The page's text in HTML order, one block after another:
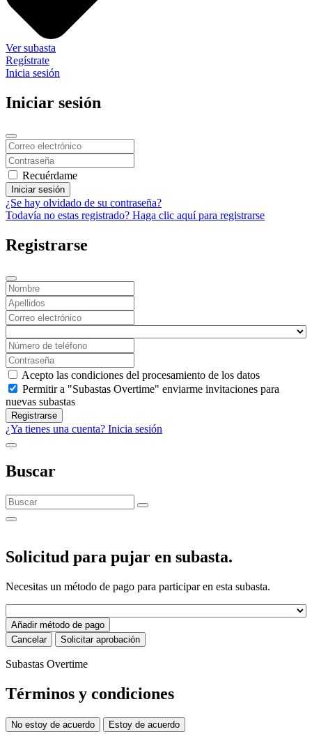
Ver subasta
Regístrate
Inicia sesión
Iniciar sesión
Recuérdame
Iniciar sesión
¿Se hay olvidado de su contraseña?
Todavía no estas registrado? Haga clic aquí para registrarse
Registrarse
Acepto las condiciones del procesamiento de los datos
Permitir a "Subastas Overtime" enviarme invitaciones para
nuevas subastas
Registrarse
¿Ya tienes una cuenta? Inicia sesión
Buscar
Solicitud para pujar en subasta.
Necesitas un método de pago para participar en esta subasta.
Añadir método de pago
Cancelar
Solicitar aprobación
Subastas Overtime
Términos y condiciones
No estoy de acuerdo Estoy de acuerdo